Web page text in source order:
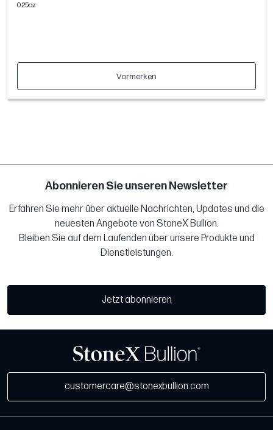
0.25oz
Vormerken
Abonnieren Sie unseren Newsletter
Erfahren Sie mehr über aktuelle Nachrichten, Updates und die
neuesten Angebote von StoneX Bullion.
Bleiben Sie auf dem Laufenden über unsere Produkte und
Dienstleistungen.
Jetzt abonnieren
customercare@stonexbullion.com